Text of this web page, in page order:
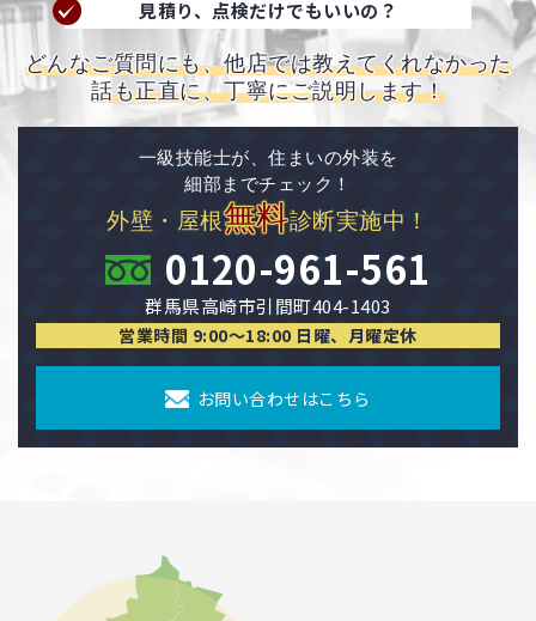
見積り、点検だけでもいいの？
どんなご質問にも、他店では教えてくれなかった
話も正直に、丁寧にご説明します！
一級技能士が、住まいの外装を
細部までチェック！
外壁・屋根無料診断実施中！
0120-961-561
群馬県高崎市引間町404-1403
営業時間 9:00〜18:00 日曜、月曜定休
お問い合わせはこちら